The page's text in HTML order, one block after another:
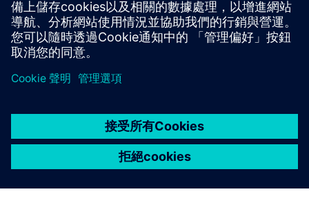
數據表 WITtra 統一閘道
鏈接到維特拉的網站